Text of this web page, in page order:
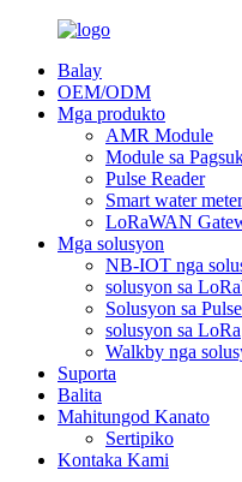
Balay
OEM/ODM
Mga produkto
AMR Module
Module sa
Pulse Reader
Smart water meter
LoRaWAN
Mga solusyon
NB-IOT nga
solusyon sa
Solusyon sa
solusyon sa LoRa
Walkby nga
Suporta
Balita
Mahitungod Kanato
Sertipiko
Kontaka Kami